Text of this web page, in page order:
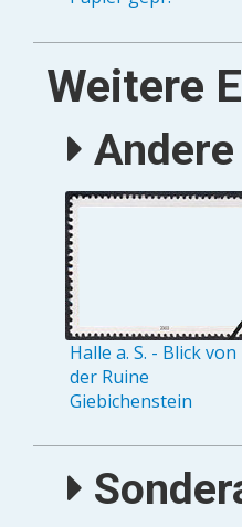
Weitere
Halle a. S. - Blick von
der Ruine
Giebichenstein